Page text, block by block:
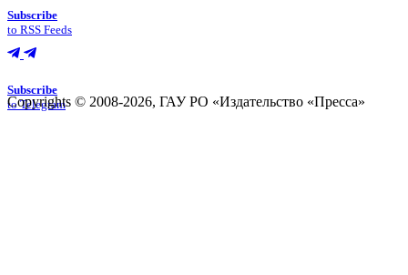
Subscribe
to RSS Feeds
Subscribe
to Telegram
Copyrights © 2008-2026, ГАУ РО «Издательство «Пресса»